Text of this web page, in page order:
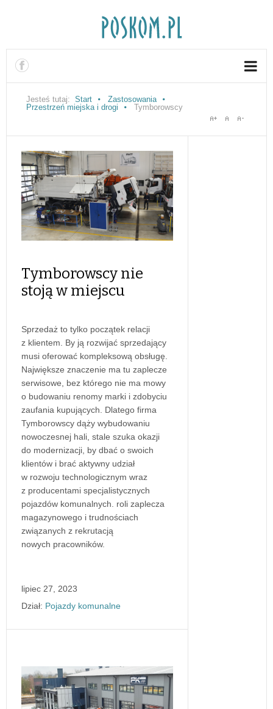
Jesteś tutaj: Start
Zastosowania
Przestrzeń miejska i drogi
Tymborowscy
Tymborowscy nie
stoją w miejscu
Sprzedaż to tylko początek relacji
z klientem. By ją rozwijać sprzedający
musi oferować kompleksową obsługę.
Największe znaczenie ma tu zaplecze
serwisowe, bez którego nie ma mowy
o budowaniu renomy marki i zdobyciu
zaufania kupujących. Dlatego firma
Tymborowscy dąży wybudowaniu
nowoczesnej hali, stale szuka okazji
do modernizacji, by dbać o swoich
klientów i brać aktywny udział
w rozwoju technologicznym wraz
z producentami specjalistycznych
pojazdów komunalnych. roli zaplecza
magazynowego i trudnościach
związanych z rekrutacją
nowych pracowników.
lipiec 27, 2023
Dział: Pojazdy komunalne